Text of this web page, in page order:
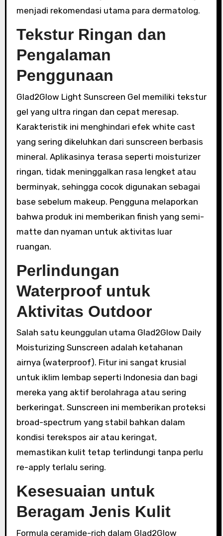
menjadi rekomendasi utama para dermatolog.
Tekstur Ringan dan
Pengalaman
Penggunaan
Glad2Glow Light Sunscreen Gel memiliki tekstur
gel yang ultra ringan dan cepat meresap.
Karakteristik ini menghindari efek white cast
yang sering dikeluhkan dari sunscreen berbasis
mineral. Aplikasinya terasa seperti moisturizer
ringan, tidak meninggalkan rasa lengket atau
berminyak, sehingga cocok digunakan sebagai
base sebelum makeup. Pengguna melaporkan
bahwa produk ini memberikan finish yang semi-
matte dan nyaman untuk aktivitas luar
ruangan.
Perlindungan
Waterproof untuk
Aktivitas Outdoor
Salah satu keunggulan utama Glad2Glow Daily
Moisturizing Sunscreen adalah ketahanan
airnya (waterproof). Fitur ini sangat krusial
untuk iklim lembap seperti Indonesia dan bagi
mereka yang aktif berolahraga atau sering
berkeringat. Sunscreen ini memberikan proteksi
broad-spectrum yang stabil bahkan dalam
kondisi terekspos air atau keringat,
memastikan kulit tetap terlindungi tanpa perlu
re-apply terlalu sering.
Kesesuaian untuk
Beragam Jenis Kulit
Formula ceramide-rich dalam Glad2Glow